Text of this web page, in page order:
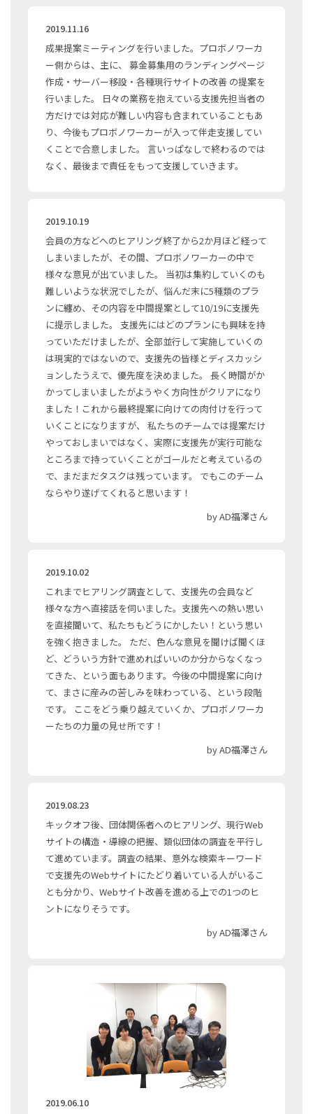
2019.11.16
成果提案ミーティングを行いました。プロボノワーカ
ー側からは、主に、 募金募集用のランディングページ
作成・サーバー移設・各種現行サイトの改善 の提案を
行いました。 日々の業務を抱えている支援先担当者の
方だけでは対応が難しい内容も含まれていることもあ
り、今後もプロボノワーカーが入って伴走支援してい
くことで合意しました。 言いっぱなしで終わるのでは
なく、最後まで責任をもって支援していきます。
2019.10.19
会員の方などへのヒアリング終了から2か月ほど経って
しまいましたが、その間、プロボノワーカーの中で
様々な意見が出ていました。 当初は集約していくのも
難しいような状況でしたが、悩んだ末に5種類のプラ
ンに纏め、その内容を中間提案として10/19に支援先
に提示しました。 支援先にはどのプランにも興味を持
っていただけましたが、全部並行して実施していくの
は現実的ではないので、支援先の皆様とディスカッシ
ョンしたうえで、優先度を決めました。 長く時間がか
かってしまいましたがようやく方向性がクリアになり
ました！これから最終提案に向けての肉付けを行って
いくことになりますが、 私たちのチームでは提案だけ
やっておしまいではなく、実際に支援先が実行可能な
ところまで持っていくことがゴールだと考えているの
で、まだまだタスクは残っています。 でもこのチーム
ならやり遂げてくれると思います！
by AD福澤さん
2019.10.02
これまでヒアリング調査として、支援先の会員など
様々な方へ直接話を伺いました。支援先への熱い思い
を直接聞いて、私たちもどうにかしたい！という思い
を強く抱きました。 ただ、色んな意見を聞けば聞くほ
ど、どういう方針で進めればいいのか分からなくなっ
てきた、という面もあります。今後の中間提案に向け
て、まさに産みの苦しみを味わっている、という段階
です。 ここをどう乗り越えていくか、プロボノワーカ
ーたちの力量の見せ所です！
by AD福澤さん
2019.08.23
キックオフ後、団体関係者へのヒアリング、現行Web
サイトの構造・導線の把握、類似団体の調査を平行し
て進めています。調査の結果、意外な検索キーワード
で支援先のWebサイトにたどり着いている人がいるこ
とも分かり、Webサイト改善を進める上での1つのヒ
ントになりそうです。
by AD福澤さん
2019.06.10